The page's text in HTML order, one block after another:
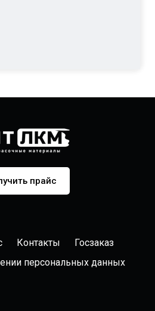
прайс
Контакты
Госзаказ
персональных данных